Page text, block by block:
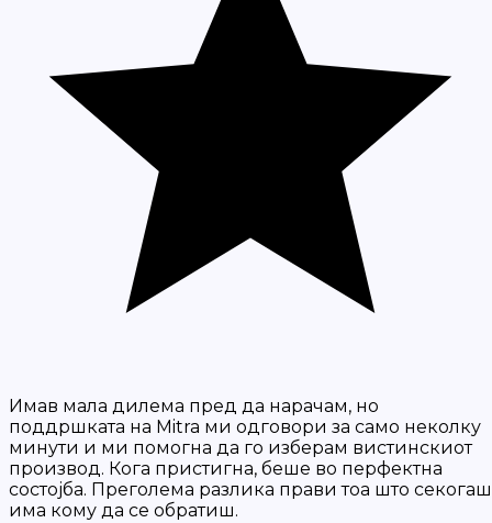
Имав мала дилема пред да нарачам, но
поддршката на Mitra ми одговори за само неколку
минути и ми помогна да го изберам вистинскиот
производ. Кога пристигна, беше во перфектна
состојба. Преголема разлика прави тоа што секогаш
има кому да се обратиш.